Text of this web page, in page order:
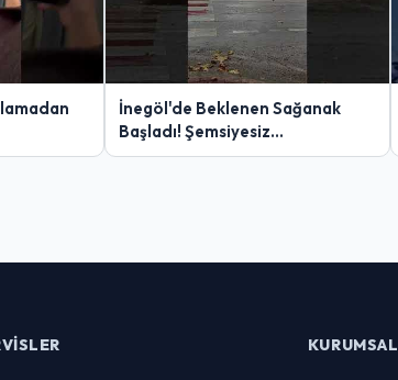
İnegöl'de Beklenen Sağanak
Başladı! Şemsiyesiz
Yakalananlar Zor Anlar Yaşadı
KURUMSAL